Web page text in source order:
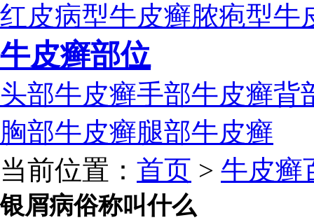
红皮病型牛皮癣脓疱型牛
牛皮癣部位
头部牛皮癣手部牛皮癣背
胸部牛皮癣腿部牛皮癣
当前位置： 首页 > 牛皮癣
银屑病俗称叫什么